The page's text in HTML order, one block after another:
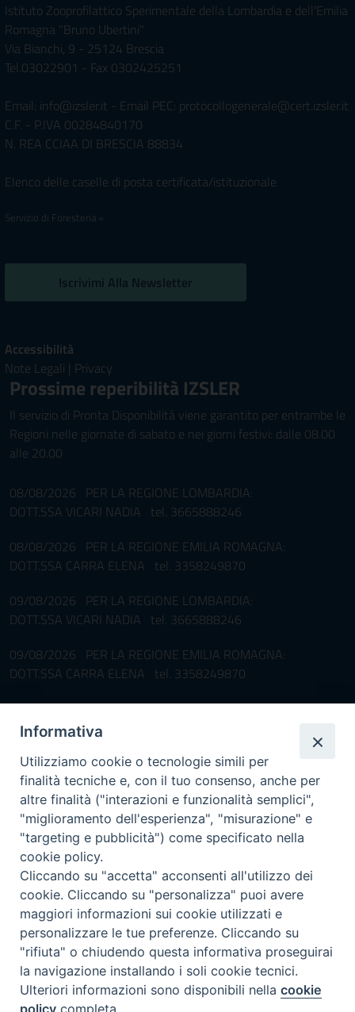
Istituto Zooprofilattico Sperimentale della Lombardia e dell'Emilia
Romagna "Bruno Ubertini"
Via Bianchi, 9 - 25124 Brescia
Tel.03022901 - Fax 0302425251
Email: info@izsler.it - Email PEC: protocollogenerale@cert.izsler.it
C.F. - P.IVA 00284840170
N. REA CCIAA DI BRESCIA 88834
Elenco delle caselle di posta certificata/istituzionale
Servizio di Foresteria »
Iscrivimi Alla Newsletter
Accessibilità
Note Legali | Privacy
Prossime reperibilità IZSLER
Il servizio di Pronta Disponibilità viene garantito per entrambe le
Regioni nelle giornate di sabato e nei giorni festivi: dalle 08.00
alle 20.00
08/08/2026 PER LA REGIONE LOMBARDIA:
DOTT.SSA VICARI NADIA tel. 3665888246
08/08/2026 PER LA REGIONE EMILIA ROMAGNA:
DOTT.SSA CARRA ELENA tel. 3358249870
09/08/2026 PER LA REGIONE LOMBARDIA:
DOTT.SSA VICARI NADIA tel. 3665888246
09/08/2026 PER LA REGIONE EMILIA ROMAGNA:
DOTT.SSA CARRA ELENA tel. 3358249870
Il servizio di Pronta Disponibilità viene garantito per entrambe le
Regioni nelle giornate di sabato e nei giorni festivi: dalle 08.00
alle 20.00
Accompagnare il campione con la scheda di segnalazione caso
(Link alla Circolare)e la relativa modulistica
Per l'Emilia-Romagna :
Per la Lombardia :Link al Mod.Accompagnamento
08/08/2026 PER LA REGIONE LOMBARDIA:
DR. PAVONI ENRICO tel. 3391639372
08/08/2026 PER LA REGIONE EMILIA ROMAGNA:
DOTT.SSA TADDEI ROBERTA tel. 3312331005
Informativa
Utilizziamo cookie o tecnologie simili per
finalità tecniche e, con il tuo consenso, anche per
altre finalità ("interazioni e funzionalità semplici",
"miglioramento dell'esperienza", "misurazione" e
"targeting e pubblicità") come specificato nella
cookie policy.
Cliccando su "accetta" acconsenti all'utilizzo dei
cookie. Cliccando su "personalizza" puoi avere
maggiori informazioni sui cookie utilizzati e
personalizzare le tue preferenze. Cliccando su
"rifiuta" o chiudendo questa informativa proseguirai
la navigazione installando i soli cookie tecnici.
Ulteriori informazioni sono disponibili nellacookie
policy completa.